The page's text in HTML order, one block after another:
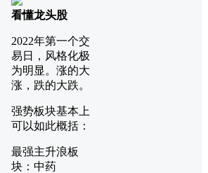
看懂龙头股
2022年第一个交
易日，风格化极
为明显。涨的大
涨，跌的大跌。
强势板块基本上
可以如此概括：
最强主升浪板
块：中药